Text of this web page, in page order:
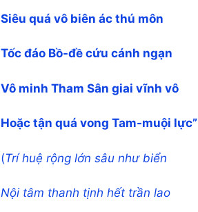
Siêu quá vô biên ác thú môn
Tốc đáo Bồ-đề cứu cánh ngạn
Vô minh Tham Sân giai vĩnh vô
Hoặc tận quá vong Tam-muội lực”
(Trí huệ rộng lớn sâu như biển
Nội tâm thanh tịnh hết trần lao